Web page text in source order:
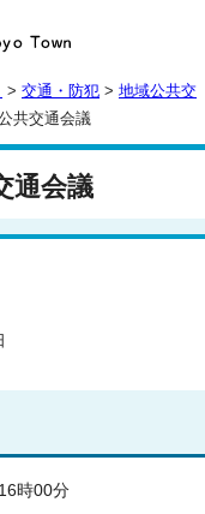
> 交通・防犯 > 地域公共交
共交通会議
通会議
時00分